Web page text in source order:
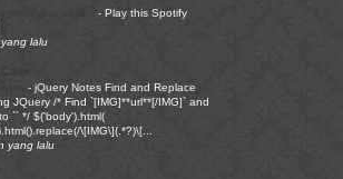
- Play this Spotify
lalu
- jQuery Notes Find and Replace
JQuery /* Find `[IMG]**url**[/IMG]` and
`` */ $('body').html(
\[IMG\](.*?)\[...
yang lalu